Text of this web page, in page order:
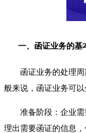
一、函证业务的基
函证业务的处理
般来说，函证业务可以
准备阶段：企业
理出需要函证的信息